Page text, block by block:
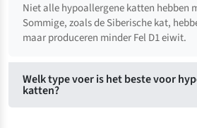
Niet alle hypoallergene katten hebben
Sommige, zoals de Siberische kat,
maar produceren minder Fel D1 eiwit.
Welk type voer is het beste voor
katten?